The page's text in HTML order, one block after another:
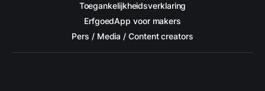
Toegankelijkheidsverklaring
ErfgoedApp voor makers
Pers / Media / Content creators